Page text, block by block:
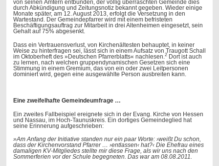
von seinen Ämtern entbunden, der völlig überraschten Gemeinde dies
durch Abkündigung und Zeitungsnotiz bekannt gegeben. Wieder einige
Monate später, am 12. August 2013, erfolgt die Versetzung in den
Wartestand. Der Gemeindepfarrer wird mit einem befristeten
Beschäftigungsauftrag zur Mitarbeit in drei Altenheimen eingesetzt, sein
Gehalt auf 75% abgesenkt.
Dass ein Vertrauensverlust, von Kirchenältesten behauptet, in keiner
Weise zu hinterfragen sei, lässt sich in einem Aufsatz von Traugott Schall
im Oktoberheft des »Deutschen Pfarrerblatts« nachlesen. 2Dort ist auch
zu lernen, nach welchen gruppendynamischen Gesetzen sich eine
Stimmung in einem Gremium, das von ein oder zwei Leitpersonen
dominiert wird, gegen eine ausgewählte Person ausbreiten kann.
Eine zweifelhafte Gemeindeumfrage …
Ein zweites Fallbeispiel ereignete sich in der Evang. Kirche von Hessen
und Nassau, im Hoch-Taunuskreis. Ein dortiges Gemeindeglied hat
seine Erinnerung aufgeschrieben:
»Am Anfang der Initiative standen nur ein paar Worte: ›weißt Du schon,
dass der Kirchenvorstand Pfarrer … ›entlassen‹ hat?‹ Die Ehefrau eines
damaligen KV-Mitgliedes stellte mir diese Frage, als wir uns nach den
Sommerferien vor der Schule begegneten. Das war am 08.08.2011.